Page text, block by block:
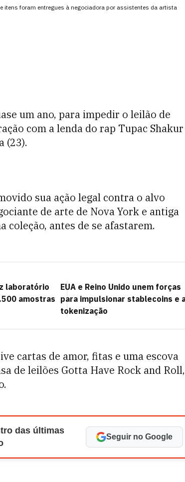
itens foram entregues à negociadora por assistentes da artista
um ano, para impedir o leilão de
com a lenda do rap Tupac Shakur
(23).
sua ação legal contra o alvo
de arte de Nova York e antiga
coleção, antes de se afastarem.
laboratório
amostras
EUA e Reino Unido unem forças
para impulsionar stablecoins e
tokenização
cartas de amor, fitas e uma escova
de leilões Gotta Have Rock and Roll,
das últimas
Seguir no Google